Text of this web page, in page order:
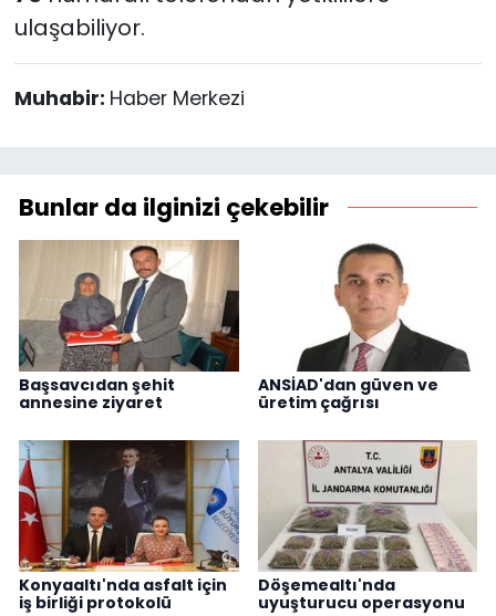
ulaşabiliyor.
Muhabir: Haber Merkezi
Bunlar da ilginizi çekebilir
Başsavcıdan şehit
annesine ziyaret
ANSİAD'dan güven ve
üretim çağrısı
Konyaaltı'nda asfalt için
iş birliği protokolü
Döşemealtı'nda
uyuşturucu operasyonu